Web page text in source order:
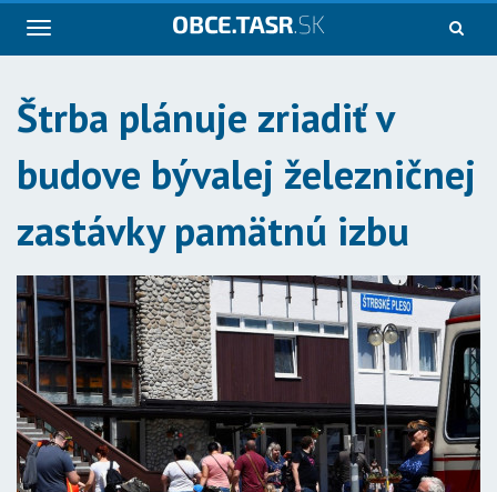
Navigácia
Štrba plánuje zriadiť v
budove bývalej železničnej
zastávky pamätnú izbu